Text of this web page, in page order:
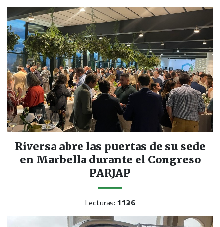
Riversa abre las puertas de su sede
en Marbella durante el Congreso
PARJAP
Lecturas: 1136